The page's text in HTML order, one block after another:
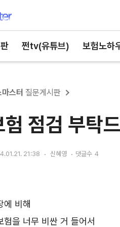
쩐tv(유튜브) 보험노하
마스터 질문게시판
험 점검 부탁
21:38 신혜영 댓글수 4
에 비해
험을 너무 비싼 거 들어서